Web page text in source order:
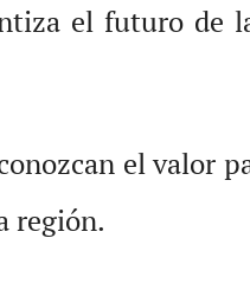
el futuro de
el valor
región.